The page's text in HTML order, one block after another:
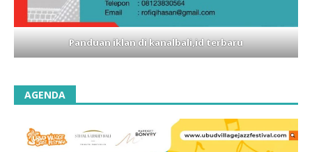
Panduan iklan di kanalbali,id terbaru
AGENDA